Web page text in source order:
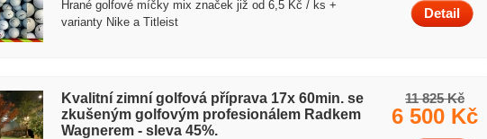
Detail
Hrané golfové míčky mix značek již od 6,5 Kč / ks +
varianty Nike a Titleist
11 825 Kč
6 500 Kč
Kvalitní zimní golfová příprava 17x 60min. se
zkušeným golfovým profesionálem Radkem
Wagnerem - sleva 45%.